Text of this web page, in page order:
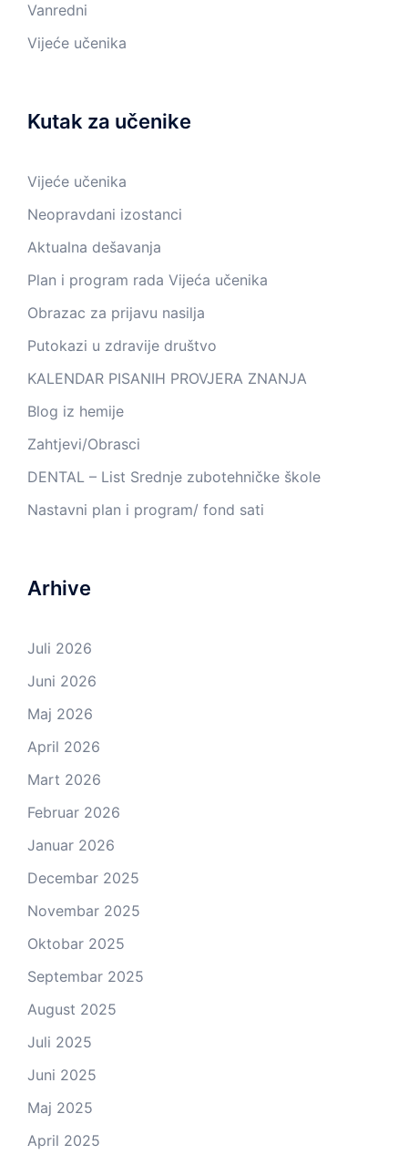
Vanredni
Vijeće učenika
Kutak za učenike
Vijeće učenika
Neopravdani izostanci
Aktualna dešavanja
Plan i program rada Vijeća učenika
Obrazac za prijavu nasilja
Putokazi u zdravije društvo
KALENDAR PISANIH PROVJERA ZNANJA
Blog iz hemije
Zahtjevi/Obrasci
DENTAL – List Srednje zubotehničke škole
Nastavni plan i program/ fond sati
Arhive
Juli 2026
Juni 2026
Maj 2026
April 2026
Mart 2026
Februar 2026
Januar 2026
Decembar 2025
Novembar 2025
Oktobar 2025
Septembar 2025
August 2025
Juli 2025
Juni 2025
Maj 2025
April 2025